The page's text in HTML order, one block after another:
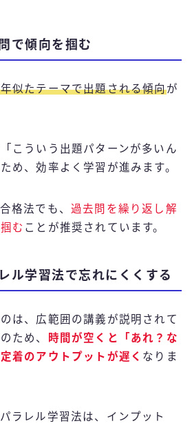
で傾向を掴む
似たテーマで出題される傾向が
こういう出題パターンが多いん
め、効率よく学習が進みます。
格法でも、 過去問を繰り返し解
む ことが推奨されています。
ル学習法で忘れにくくする
は、広範囲の講義が説明されて
ため、
時間が空くと「あれ？な
着のアウトプットが遅く なりま
ラレル学習法は、インプット